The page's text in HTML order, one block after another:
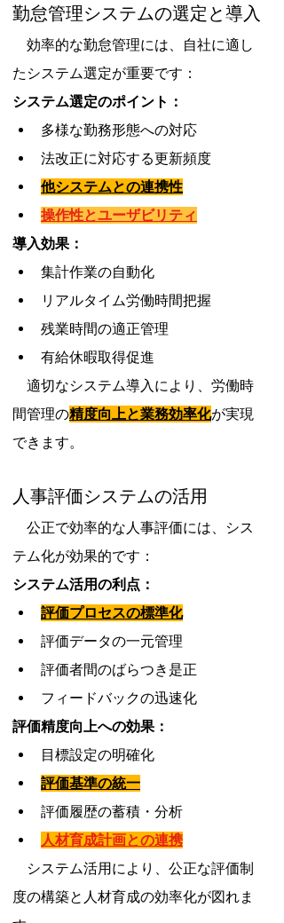
勤怠管理システムの選定と導入
効率的な勤怠管理には、自社に適し
たシステム選定が重要です：
システム選定のポイント：
多様な勤務形態への対応
法改正に対応する更新頻度
他システムとの連携性
操作性とユーザビリティ
導入効果：
集計作業の自動化
リアルタイム労働時間把握
残業時間の適正管理
有給休暇取得促進
適切なシステム導入により、労働時
間管理の精度向上と業務効率化が実現
できます。
人事評価システムの活用
公正で効率的な人事評価には、シス
テム化が効果的です：
システム活用の利点：
評価プロセスの標準化
評価データの一元管理
評価者間のばらつき是正
フィードバックの迅速化
評価精度向上への効果：
目標設定の明確化
評価基準の統一
評価履歴の蓄積・分析
人材育成計画との連携
システム活用により、公正な評価制
度の構築と人材育成の効率化が図れま